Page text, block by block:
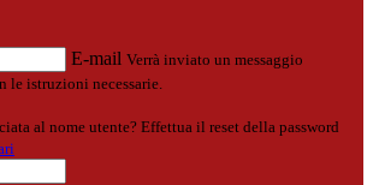
E-mail Verrà inviato un messaggio
istruzioni necessarie.
al nome utente? Effettua il reset della password